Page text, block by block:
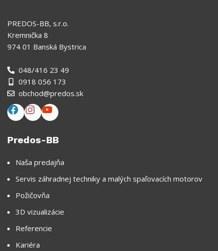
PREDOS-BB, s.r.o.
Kremnička 8
974 01 Banská Bystrica
048/416 23 49
0918 056 173
obchod@predos.sk
Predos-BB
Naša predajňa
Servis záhradnej techniky a malých spaľovacích motorov
Požičovňa
3D vizualizácie
Referencie
Kariéra